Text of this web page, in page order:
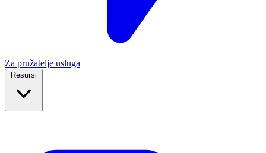
Za pružatelje usluga